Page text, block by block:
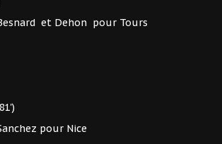
et Dehon pour Tours
pour Nice